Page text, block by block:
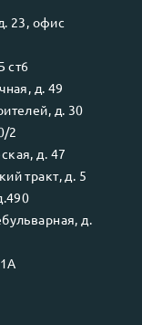
23, офис
ст6
д. 49
д. 30
2
д. 47
тракт, д. 5
д.